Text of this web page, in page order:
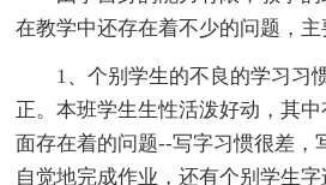
在教学中还存在着不少的问题，主
1、个别学生的不良的学习习
正。本班学生生性活泼好动，其
面存在着的问题--写字习惯很差，
自觉地完成作业，还有个别学生